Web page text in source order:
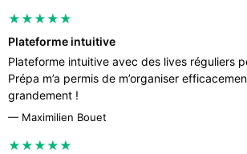
★★★★★
Plateforme intuitive
Plateforme intuitive avec des lives réguliers
Prépa m’a permis de m’organiser
grandement !
— Maximilien Bouet
★★★★★